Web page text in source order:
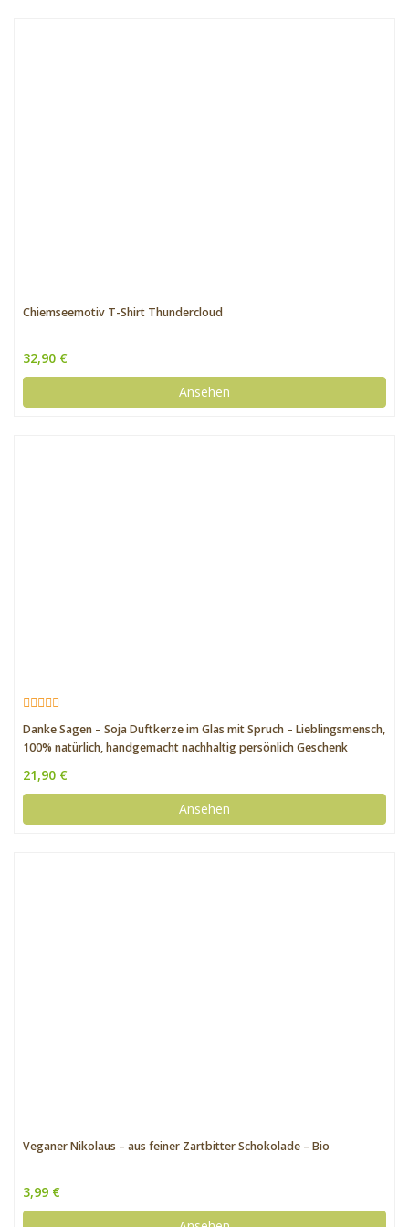
Chiemseemotiv T-Shirt Thundercloud
32,90 €
Ansehen
Danke Sagen – Soja Duftkerze im Glas mit Spruch – Lieblingsmensch,
100% natürlich, handgemacht nachhaltig persönlich Geschenk
Danksagung
21,90 €
Ansehen
Veganer Nikolaus – aus feiner Zartbitter Schokolade – Bio
3,99 €